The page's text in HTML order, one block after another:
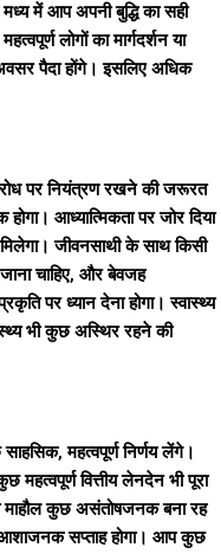
में आप अपनी बुद्धि का सही
लोगों का मार्गदर्शन या
पैदा होंगे। इसलिए अधिक
पर नियंत्रण रखने की जरूरत
आध्यात्मिकता पर जोर दिया
जीवनसाथी के साथ किसी
चाहिए, और बेवजह
पर ध्यान देना होगा। स्वास्थ्य
भी कुछ अस्थिर रहने की
महत्वपूर्ण निर्णय लेंगे।
वित्तीय लेनदेन भी पूरा
कुछ असंतोषजनक बना रह
सप्ताह होगा। आप कुछ